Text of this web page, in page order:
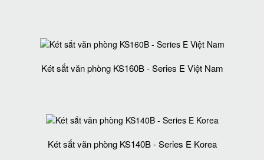
Két sắt văn phòng KS160B - Series E Việt Nam
Két sắt văn phòng KS140B - Series E Korea